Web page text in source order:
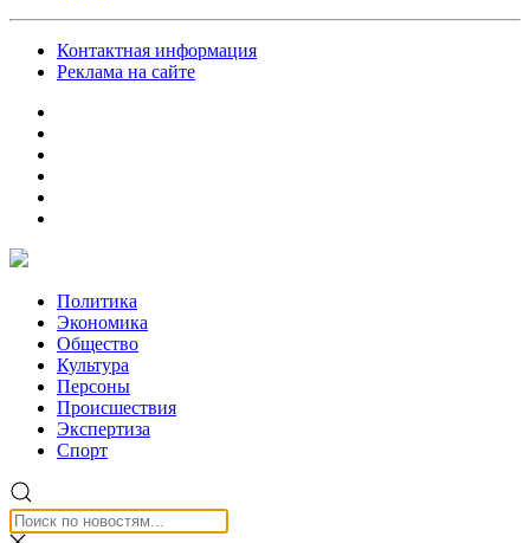
Контактная информация
Реклама на сайте
Политика
Экономика
Общество
Культура
Персоны
Происшествия
Экспертиза
Спорт